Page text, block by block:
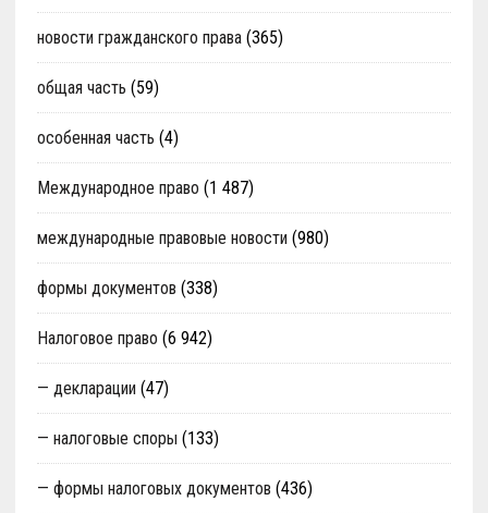
новости гражданского права(365)
общая часть (59)
особенная часть (4)
Международное право (1 487)
международные правовые новости (980)
формы документов (338)
Налоговое право (6 942)
— декларации (47)
— налоговые споры (133)
— формы налоговых документов (436)